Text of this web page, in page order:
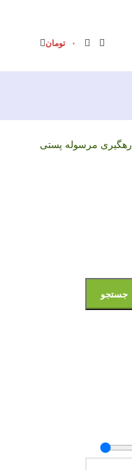
۰ تومان
رهگیری مرسوله پستی
جستجو